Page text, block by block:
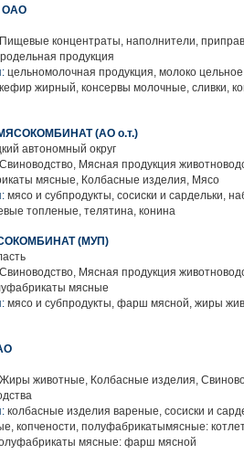
ОАО
Пищевые концентраты, наполнители,
продукция
цельномолочная продукция, молоко
жирный, консервы молочные, сливки,
(АО о.т.)
автономный округ
Свиноводство, Мясная продукция
мясные, Колбасные изделия, Мясо
мясо и субпродукты, сосиски и сардельки,
топленые, телятина, конина
(МУП)
Свиноводство, Мясная продукция
мясные
мясо и субпродукты, фарш мясной, жиры
Жиры животные, Колбасные изделия,
колбасные изделия вареные, сосиски и
копчености, полуфабрикатымясные:
мясные: фарш мясной